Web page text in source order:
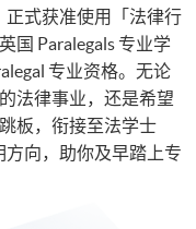
正式获准使用「法律行
国 Paralegals 专业学
专业资格。无论
法律事业，还是希望
板，衔接至法学士
方向，助你及早踏上专